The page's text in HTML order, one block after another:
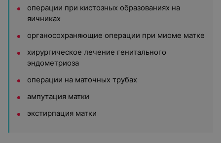
операции при кистозных образованиях на
яичниках
органосохраняющие операции при миоме матке
хирургическое лечение генитального
эндометриоза
операции на маточных трубах
ампутация матки
экстирпация матки